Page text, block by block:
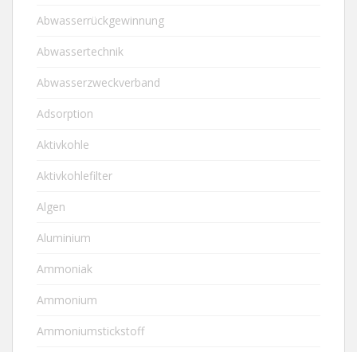
Abwasserrückgewinnung
Abwassertechnik
Abwasserzweckverband
Adsorption
Aktivkohle
Aktivkohlefilter
Algen
Aluminium
Ammoniak
Ammonium
Ammoniumstickstoff